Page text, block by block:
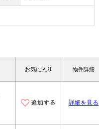
お気に入り 物件詳細
詳細を見る